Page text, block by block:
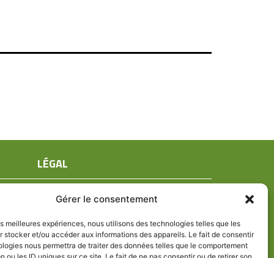
Gérer le consentement
meilleures expériences, nous utilisons des technologies telles que les
stocker et/ou accéder aux informations des appareils. Le fait de consentir
nous permettra de traiter des données telles que le comportement
LÉGAL
Mentions légales
Politique de confidentialité
Politique de cookies (UE)